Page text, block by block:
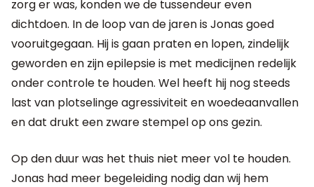
zorg er was, konden we de tussendeur even
dichtdoen. In de loop van de jaren is Jonas goed
vooruitgegaan. Hij is gaan praten en lopen, zindelijk
geworden en zijn epilepsie is met medicijnen redelijk
onder controle te houden. Wel heeft hij nog steeds
last van plotselinge agressiviteit en woedeaanvallen
en dat drukt een zware stempel op ons gezin.
Op den duur was het thuis niet meer vol te houden.
Jonas had meer begeleiding nodig dan wij hem